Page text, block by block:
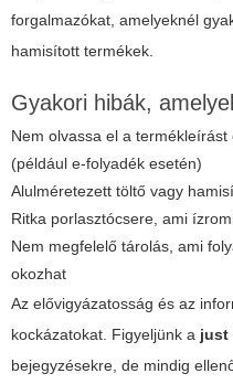
forgalmazókat, amelyeknél
hamisított termékek.
Gyakori hibák,
Nem olvassa el a
(például e-folyadék esetén)
Alulméretezett töltő vagy
Ritka porlasztócsere, ami
Nem megfelelő tárolás, ami
okozhat
Az elővigyázatosság és az
kockázatokat. Figyeljünk a just
bejegyzésekre, de mindig